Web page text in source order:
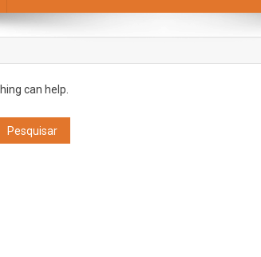
can help.